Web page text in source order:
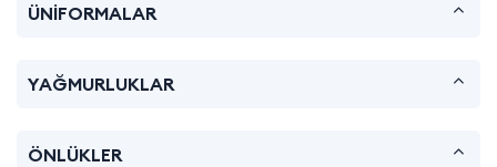
ÜNİFORMALAR
YAĞMURLUKLAR
ÖNLÜKLER